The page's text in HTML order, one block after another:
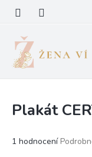
obsah
Plakát
Průměrné
1 hodnocení